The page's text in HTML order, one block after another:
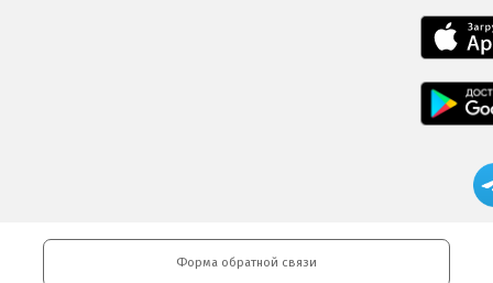
Форма обратной связи